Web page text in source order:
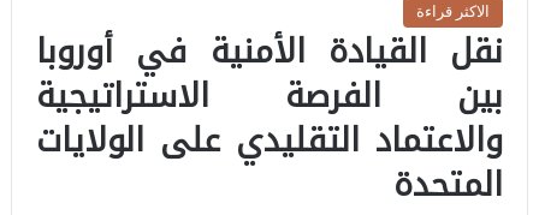
الاكثر قراءة
نقل القيادة الأمنية في أوروبا
بين الفرصة الاستراتيجية
والاعتماد التقليدي على الولايات
المتحدة